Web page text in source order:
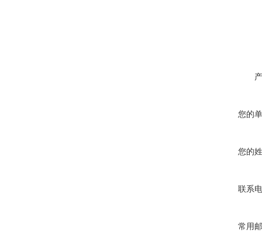
您的
您的
联系
常用